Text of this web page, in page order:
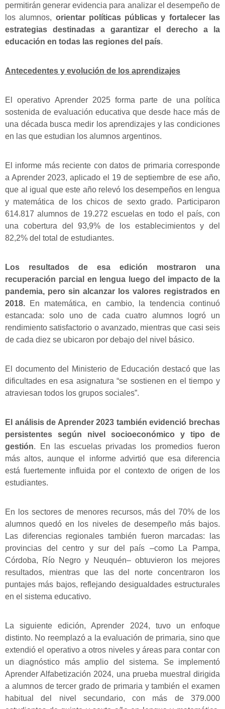
permitirán generar evidencia para analizar el desempeño de
los alumnos, orientar políticas públicas y fortalecer las
estrategias destinadas a garantizar el derecho a la
educación en todas las regiones del país.
Antecedentes y evolución de los aprendizajes
El operativo Aprender 2025 forma parte de una política
sostenida de evaluación educativa que desde hace más de
una década busca medir los aprendizajes y las condiciones
en las que estudian los alumnos argentinos.
El informe más reciente con datos de primaria corresponde
a Aprender 2023, aplicado el 19 de septiembre de ese año,
que al igual que este año relevó los desempeños en lengua
y matemática de los chicos de sexto grado. Participaron
614.817 alumnos de 19.272 escuelas en todo el país, con
una cobertura del 93,9% de los establecimientos y del
82,2% del total de estudiantes.
Los resultados de esa edición mostraron una
recuperación parcial en lengua luego del impacto de la
pandemia, pero sin alcanzar los valores registrados en
2018. En matemática, en cambio, la tendencia continuó
estancada: solo uno de cada cuatro alumnos logró un
rendimiento satisfactorio o avanzado, mientras que casi seis
de cada diez se ubicaron por debajo del nivel básico.
El documento del Ministerio de Educación destacó que las
dificultades en esa asignatura “se sostienen en el tiempo y
atraviesan todos los grupos sociales”.
El análisis de Aprender 2023 también evidenció brechas
persistentes según nivel socioeconómico y tipo de
gestión. En las escuelas privadas los promedios fueron
más altos, aunque el informe advirtió que esa diferencia
está fuertemente influida por el contexto de origen de los
estudiantes.
En los sectores de menores recursos, más del 70% de los
alumnos quedó en los niveles de desempeño más bajos.
Las diferencias regionales también fueron marcadas: las
provincias del centro y sur del país –como La Pampa,
Córdoba, Río Negro y Neuquén– obtuvieron los mejores
resultados, mientras que las del norte concentraron los
puntajes más bajos, reflejando desigualdades estructurales
en el sistema educativo.
La siguiente edición, Aprender 2024, tuvo un enfoque
distinto. No reemplazó a la evaluación de primaria, sino que
extendió el operativo a otros niveles y áreas para contar con
un diagnóstico más amplio del sistema. Se implementó
Aprender Alfabetización 2024, una prueba muestral dirigida
a alumnos de tercer grado de primaria y también el examen
habitual del nivel secundario, con más de 379.000